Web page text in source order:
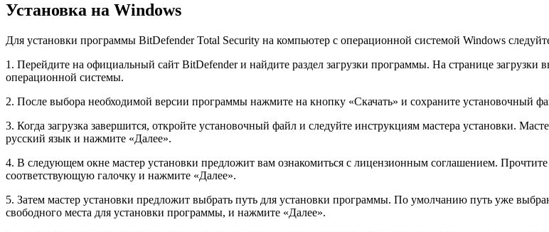
Установка на Windows
Для установки программы BitDefender Total Security на компьютер с операционной системой Windows
1. Перейдите на официальный сайт BitDefender и найдите раздел загрузки программы. На странице
операционной системы.
2. После выбора необходимой версии программы нажмите на кнопку «Скачать» и сохраните установочный
3. Когда загрузка завершится, откройте установочный файл и следуйте инструкциям мастера установки.
русский язык и нажмите «Далее».
4. В следующем окне мастер установки предложит вам ознакомиться с лицензионным соглашением.
соответствующую галочку и нажмите «Далее».
5. Затем мастер установки предложит выбрать путь для установки программы. По умолчанию путь уже
свободного места для установки программы, и нажмите «Далее».